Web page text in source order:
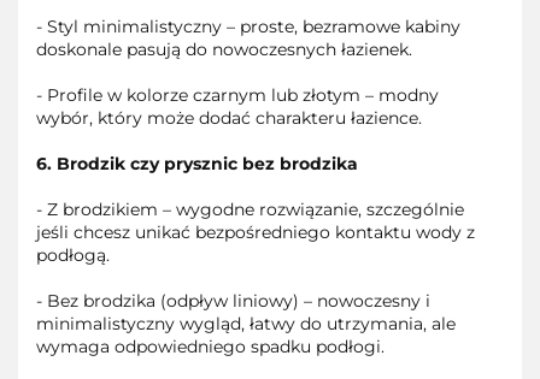
- Styl minimalistyczny – proste, bezramowe kabiny
doskonale pasują do nowoczesnych łazienek.
- Profile w kolorze czarnym lub złotym – modny
wybór, który może dodać charakteru łazience.
6. Brodzik czy prysznic bez brodzika
- Z brodzikiem – wygodne rozwiązanie, szczególnie
jeśli chcesz unikać bezpośredniego kontaktu wody z
podłogą.
- Bez brodzika (odpływ liniowy) – nowoczesny i
minimalistyczny wygląd, łatwy do utrzymania, ale
wymaga odpowiedniego spadku podłogi.